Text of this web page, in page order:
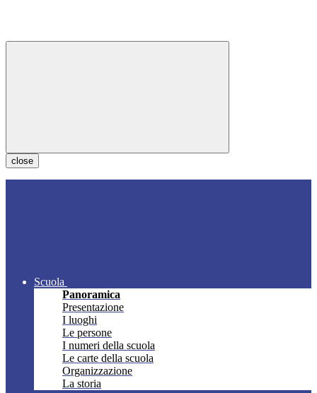
close
Scuola
Panoramica
Presentazione
I luoghi
Le persone
I numeri della scuola
Le carte della scuola
Organizzazione
La storia